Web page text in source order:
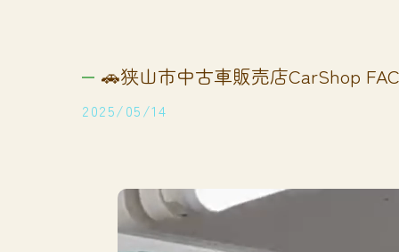
🚗狭山市中古車販売店CarShop
2025/05/14